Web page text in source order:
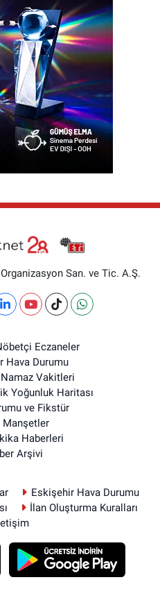
San. ve Tic. A.Ş.
Eczaneler
Hava Durumu
Vakitleri
Yoğunluk Haritası
ve Fikstür
Manşetler
Haberleri
Arşivi
Eskişehir Hava Durumu
İlan Oluşturma Kuralları